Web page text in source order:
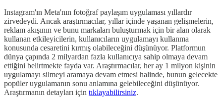
Instagram'ın Meta'nın fotoğraf paylaşım uygulaması yıllardır
zirvedeydi. Ancak araştırmacılar, yıllar içinde yaşanan gelişmelerin,
reklam akışının ve bunu markaları buluşturmak için bir alan olarak
kullanan etkileyicilerin, kullanıcıların uygulamayı kullanma
konusunda cesaretini kırmış olabileceğini düşünüyor. Platformun
dünya çapında 2 milyardan fazla kullanıcıya sahip olmaya devam
ettiğini belirtmekte fayda var. Araştırmacılar, her ay 1 milyon kişinin
uygulamayı silmeyi aramaya devam etmesi halinde, bunun gelecekte
popüler uygulamanın sonu anlamına gelebileceğini düşünüyor.
Araştırmanın detayları için tıklayabilirsiniz.